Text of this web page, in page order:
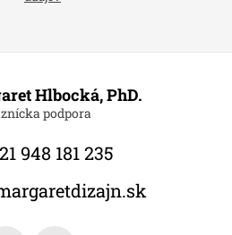
Hlbocká, PhD.
948 181 235